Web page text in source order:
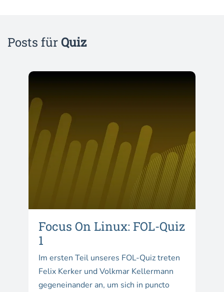
Posts fürQuiz
Focus On Linux: FOL-Quiz
1
Im ersten Teil unseres FOL-Quiz treten
Felix Kerker und Volkmar Kellermann
gegeneinander an, um sich in puncto